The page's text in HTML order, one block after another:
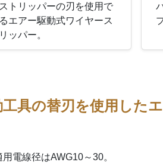
トリッパーの刃を使用で
エアー駆動式ワイヤース
ッパー。
工具の替刃を使用した
用電線径はAWG10～30。